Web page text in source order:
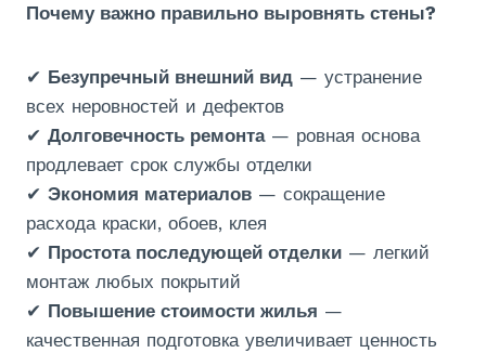
Почему важно правильно выровнять стены?
✔ Безупречный внешний вид — устранение
всех неровностей и дефектов
✔ Долговечность ремонта— ровная основа
продлевает срок службы отделки
✔ Экономия материалов — сокращение
расхода краски, обоев, клея
✔ Простота последующей отделки — легкий
монтаж любых покрытий
✔ Повышение стоимости жилья —
качественная подготовка увеличивает ценность